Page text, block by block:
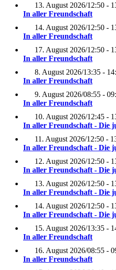
13. August 2026/12:50 -
In aller Freundschaft
14. August 2026/12:50 -
In aller Freundschaft
17. August 2026/12:50 -
In aller Freundschaft
8. August 2026/13:35 -
In aller Freundschaft
9. August 2026/08:55 -
In aller Freundschaft
10. August 2026/12:45 -
In aller Freundschaft - Die
11. August 2026/12:50 -
In aller Freundschaft - Die
12. August 2026/12:50 -
In aller Freundschaft - Die
13. August 2026/12:50 -
In aller Freundschaft - Die
14. August 2026/12:50 -
In aller Freundschaft - Die
15. August 2026/13:35 -
In aller Freundschaft
16. August 2026/08:55 -
In aller Freundschaft